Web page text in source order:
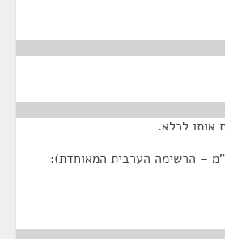
אותו לכלא.
– הרשימה הערבית המאוחדת):